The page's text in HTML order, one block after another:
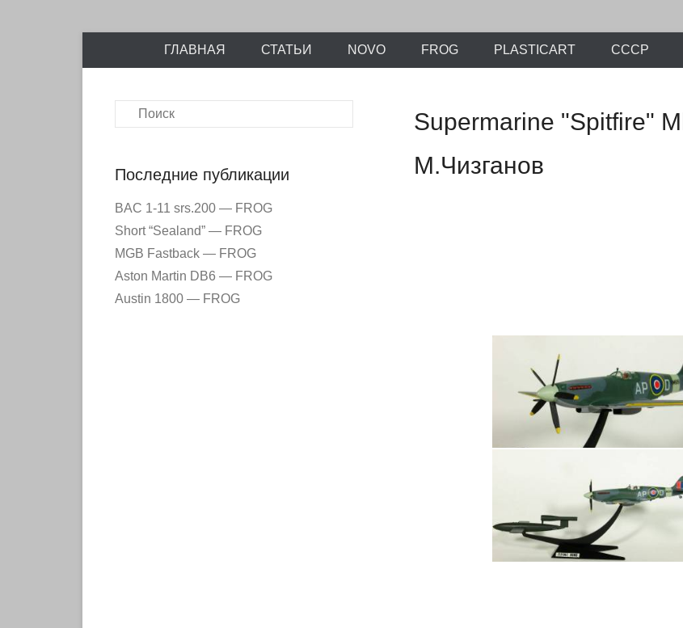
к
Ретро-Модели.Ру
ГЛАВНАЯ СТАТЬИ NOVO FROG PLASTICART СССР
Supermarine "Spitfire"
М.Чизганов
Поиск
Последние публикации
BAC 1-11 srs.200 — FROG
Short “Sealand” — FROG
MGB Fastback — FROG
Aston Martin DB6 — FROG
Austin 1800 — FROG